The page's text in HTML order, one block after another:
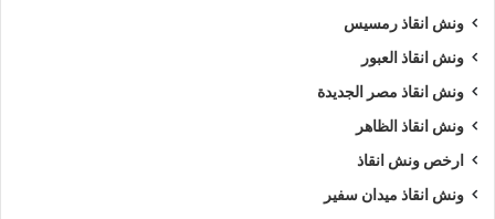
ونش انقاذ رمسيس
ونش انقاذ العبور
ونش انقاذ مصر الجديدة
ونش انقاذ الظاهر
ارخص ونش انقاذ
ونش انقاذ ميدان سفير